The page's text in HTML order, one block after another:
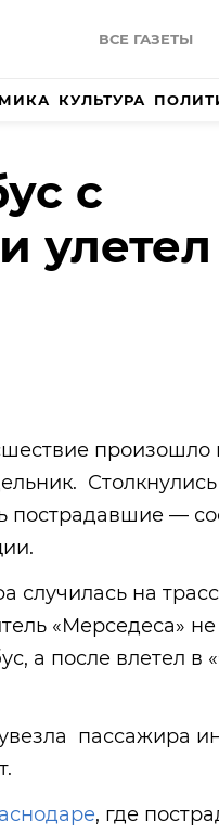
ВСЕ ГАЗЕТЫ
КУЛЬТУРА
с
улетел
произошло
пострадавшие —
случилась на
«Мерседеса» не
а после влетел в
пассажира
, где